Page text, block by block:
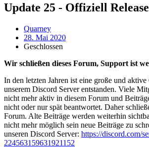
Update 25 - Offiziell
Quarney
28. Mai 2020
Geschlossen
Wir schließen dieses Forum, Support ist
In den letzten Jahren ist eine große und
unserem Discord Server entstanden. Viele
nicht mehr aktiv in diesem Forum und
nicht oder nur spät beantwortet. Daher
Forum. Alte Beiträge werden weiterhin
nicht mehr möglich sein neue Beiträge zu
unseren Discord Server: https://discord.com/
224563159631921152